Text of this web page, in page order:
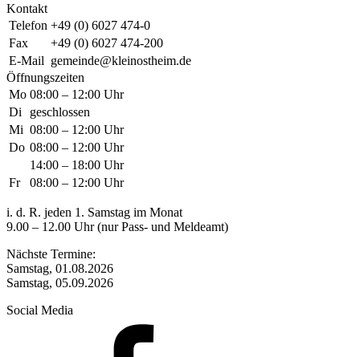
Kontakt
Telefon +49 (0) 6027 474-0
Fax
+49 (0) 6027 474-200
E-Mail gemeinde@kleinostheim.de
Öffnungszeiten
Mo 08:00 – 12:00 Uhr
Di
geschlossen
Mi 08:00 – 12:00 Uhr
Do 08:00 – 12:00 Uhr
14:00 – 18:00 Uhr
Fr
08:00 – 12:00 Uhr
i. d. R. jeden 1. Samstag im Monat
9.00 – 12.00 Uhr (nur Pass- und Meldeamt)
Nächste Termine:
Samstag, 01.08.2026
Samstag, 05.09.2026
Social Media